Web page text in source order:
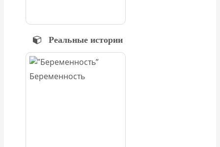
Реальные истории
Беременность